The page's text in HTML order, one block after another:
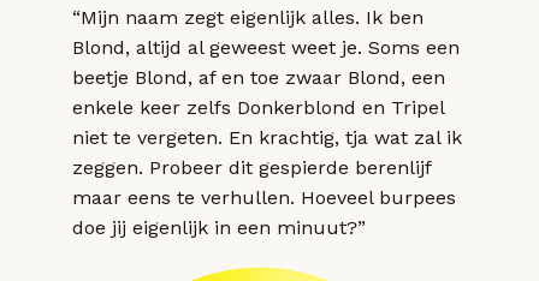
“Mijn naam zegt eigenlijk alles. Ik ben
Blond, altijd al geweest weet je. Soms een
beetje Blond, af en toe zwaar Blond, een
enkele keer zelfs Donkerblond en Tripel
niet te vergeten. En krachtig, tja wat zal ik
zeggen. Probeer dit gespierde berenlijf
maar eens te verhullen. Hoeveel burpees
doe jij eigenlijk in een minuut?”